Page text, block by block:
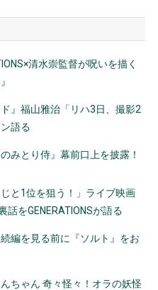
清水崇監督が呪いを描く
ド』福山雅治「リハ3日、撮影2
語る
みとり侍』幕前口上を披露！
と1位を狙う！」ライブ映画
話をGENERATIONSが語る
編を見る前に『ソルト』をお
ちゃん 奇々怪々！オラの妖怪